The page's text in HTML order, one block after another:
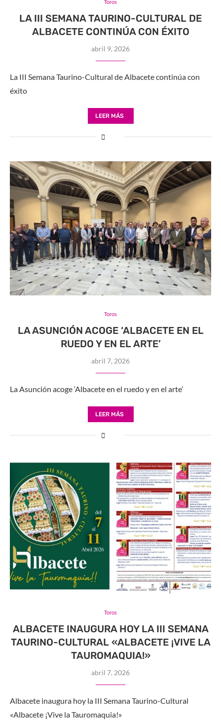
Toros
LA III SEMANA TAURINO-CULTURAL DE
ALBACETE CONTINÚA CON ÉXITO
abril 9, 2026
La III Semana Taurino-Cultural de Albacete continúa con
éxito
LEER MÁS
Toros
LA ASUNCIÓN ACOGE ‘ALBACETE EN EL
RUEDO Y EN EL ARTE’
abril 7, 2026
La Asunción acoge ‘Albacete en el ruedo y en el arte’
LEER MÁS
Toros
ALBACETE INAUGURA HOY LA III SEMANA
TAURINO-CULTURAL «ALBACETE ¡VIVE LA
TAUROMAQUIA!»
abril 7, 2026
Albacete inaugura hoy la III Semana Taurino-Cultural
«Albacete ¡Vive la Tauromaquia!»